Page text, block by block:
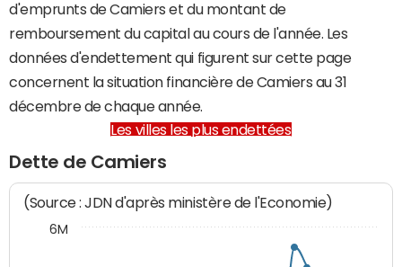
d'emprunts de Camiers et du montant de
remboursement du capital au cours de l'année. Les
données d'endettement qui figurent sur cette page
concernent la situation financière de Camiers au 31
décembre de chaque année.
Les villes les plus endettées
Dette de Camiers
(Source : JDN d'après ministère de l'Economie)
6M